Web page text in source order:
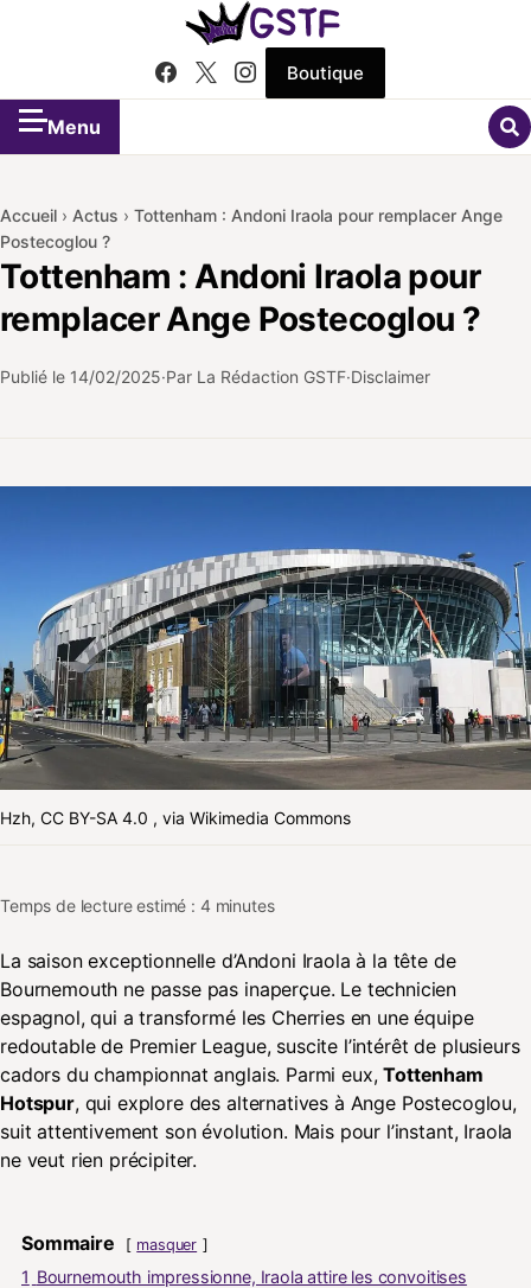
Boutique
Menu
Accueil › Actus › Tottenham : Andoni Iraola pour remplacer Ange
Postecoglou ?
Tottenham : Andoni Iraola pour
remplacer Ange Postecoglou ?
Publié le 14/02/2025 Par La Rédaction GSTF Disclaimer
Hzh, CC BY-SA 4.0 , via Wikimedia Commons
Temps de lecture estimé : 4 minutes
La saison exceptionnelle d’Andoni Iraola à la tête de
Bournemouth ne passe pas inaperçue. Le technicien
espagnol, qui a transformé les Cherries en une équipe
redoutable de Premier League, suscite l’intérêt de plusieurs
cadors du championnat anglais. Parmi eux,Tottenham
Hotspur, qui explore des alternatives à Ange Postecoglou,
suit attentivement son évolution. Mais pour l’instant, Iraola
ne veut rien précipiter.
Sommaire masquer
1 Bournemouth impressionne, Iraola attire les convoitises